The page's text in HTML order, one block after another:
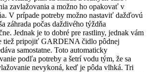
zavlažovania a možno ho opakovať v
V prípade potreby možno nastaviť dažďovú
záhrada počas daždivého týždňa
Jednak je to dobré pre rastliny, jednak vám
tiež pripojiť GARDENA čidlo pôdnej
samostatne. Toto automaticky
podľa potreby a šetrí vodu tým, že sa
nevykoná, keď je pôda vlhká. Tri